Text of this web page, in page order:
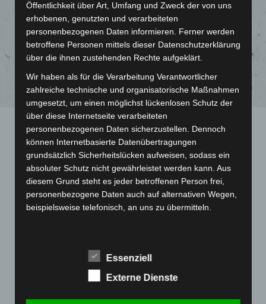
7 – 8 Jahre
Übersicht Spiele
Jugend Spielfeste (Staffel 3)
Öffentlichkeit über Art, Umfang und Zweck der von uns
erhobenen, genutzten und verarbeiteten
personenbezogenen Daten informieren. Ferner werden
betroffene Personen mittels dieser Datenschutzerklärung
über die ihnen zustehenden Rechte aufgeklärt.
Wir haben als für die Verarbeitung Verantwortlicher
zahlreiche technische und organisatorische Maßnahmen
umgesetzt, um einen möglichst lückenlosen Schutz der
über diese Internetseite verarbeiteten
personenbezogenen Daten sicherzustellen. Dennoch
können Internetbasierte Datenübertragungen
grundsätzlich Sicherheitslücken aufweisen, sodass ein
absoluter Schutz nicht gewährleistet werden kann. Aus
diesem Grund steht es jeder betroffenen Person frei,
personenbezogene Daten auch auf alternativen Wegen,
beispielsweise telefonisch, an uns zu übermitteln.
Die Datenschutzerklärung beruht auf den
Begrifflichkeiten, die durch den Europäischen Richtlinien-
und Verordnungsgeber beim Erlass der Datenschutz-
Grundverordnung (DS-GVO) verwendet wurden. Unsere
Essenziell
Externe Dienste